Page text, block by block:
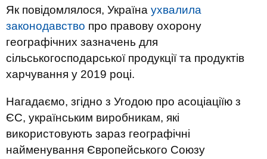
Як повідомлялося, Україна ухвалила
законодавство про правову охорону
географічних зазначень для
сільськогосподарської продукції та продуктів
харчування у 2019 році.
Нагадаємо, згідно з Угодою про асоціаціїю з
ЄС, українським виробникам, які
використовують зараз географічні
найменування Європейського Союзу